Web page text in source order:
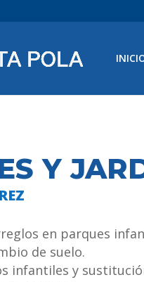
Y
en parques
de suelo.
infantiles y